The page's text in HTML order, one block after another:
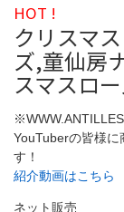
HOT !
クリスマ
ズ,童仙房
スマスロ
YouTuberの皆様に
す！
紹介動画はこちら
ネット販売